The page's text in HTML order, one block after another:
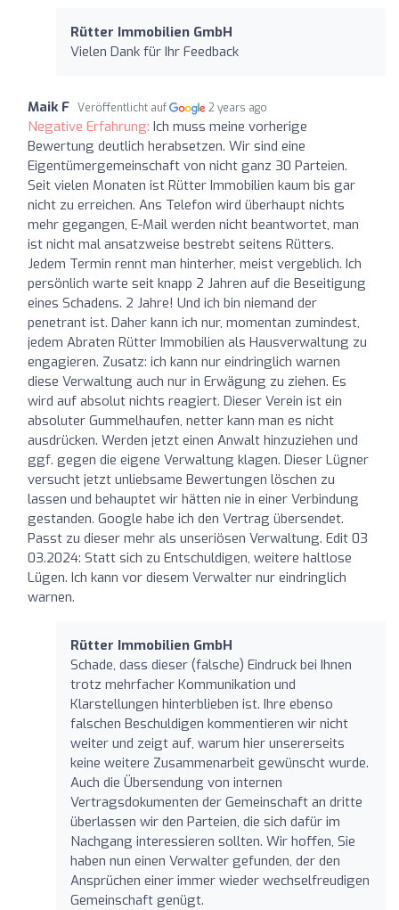
Rütter Immobilien GmbH
Vielen Dank für Ihr Feedback
Maik F Veröffentlicht auf 2 years ago
Negative Erfahrung: Ich muss meine vorherige
Bewertung deutlich herabsetzen. Wir sind eine
Eigentümergemeinschaft von nicht ganz 30 Parteien.
Seit vielen Monaten ist Rütter Immobilien kaum bis gar
nicht zu erreichen. Ans Telefon wird überhaupt nichts
mehr gegangen, E-Mail werden nicht beantwortet, man
ist nicht mal ansatzweise bestrebt seitens Rütters.
Jedem Termin rennt man hinterher, meist vergeblich. Ich
persönlich warte seit knapp 2 Jahren auf die Beseitigung
eines Schadens. 2 Jahre! Und ich bin niemand der
penetrant ist. Daher kann ich nur, momentan zumindest,
jedem Abraten Rütter Immobilien als Hausverwaltung zu
engagieren. Zusatz: ich kann nur eindringlich warnen
diese Verwaltung auch nur in Erwägung zu ziehen. Es
wird auf absolut nichts reagiert. Dieser Verein ist ein
absoluter Gummelhaufen, netter kann man es nicht
ausdrücken. Werden jetzt einen Anwalt hinzuziehen und
ggf. gegen die eigene Verwaltung klagen. Dieser Lügner
versucht jetzt unliebsame Bewertungen löschen zu
lassen und behauptet wir hätten nie in einer Verbindung
gestanden. Google habe ich den Vertrag übersendet.
Passt zu dieser mehr als unseriösen Verwaltung. Edit 03
03.2024: Statt sich zu Entschuldigen, weitere haltlose
Lügen. Ich kann vor diesem Verwalter nur eindringlich
warnen.
Rütter Immobilien GmbH
Schade, dass dieser (falsche) Eindruck bei Ihnen
trotz mehrfacher Kommunikation und
Klarstellungen hinterblieben ist. Ihre ebenso
falschen Beschuldigen kommentieren wir nicht
weiter und zeigt auf, warum hier unsererseits
keine weitere Zusammenarbeit gewünscht wurde.
Auch die Übersendung von internen
Vertragsdokumenten der Gemeinschaft an dritte
überlassen wir den Parteien, die sich dafür im
Nachgang interessieren sollten. Wir hoffen, Sie
haben nun einen Verwalter gefunden, der den
Ansprüchen einer immer wieder wechselfreudigen
Gemeinschaft genügt.